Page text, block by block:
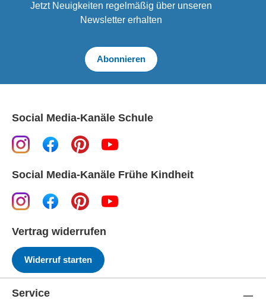
Jetzt Neuigkeiten regelmäßig über unseren
Newsletter erhalten
Abonnieren
Social Media-Kanäle Schule
Social Media-Kanäle Frühe Kindheit
Vertrag widerrufen
Widerruf starten
Service